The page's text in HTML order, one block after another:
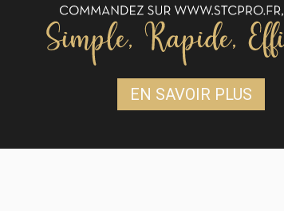
EN SAVOIR PLUS